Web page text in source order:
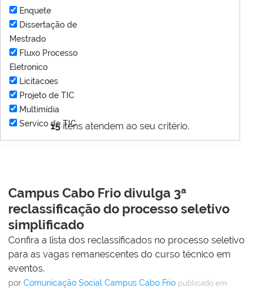
15 itens atendem ao seu critério.
Enquete
Dissertação de
Mestrado
Fluxo Processo
Eletronico
Licitacoes
Projeto de TIC
Multimídia
Servico de TIC
Campus Cabo Frio divulga 3ª
reclassificação do processo seletivo
simplificado
Confira a lista dos reclassificados no processo seletivo
para as vagas remanescentes do curso técnico em
eventos.
por Comunicação Social Campus Cabo Frio publicado em